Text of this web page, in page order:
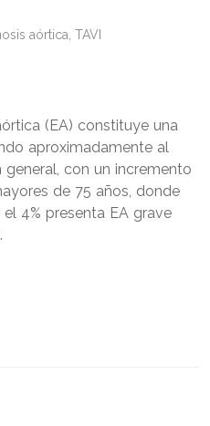
aórtica, TAVI
(EA) constituye una
aproximadamente al
general, con un incremento
de 75 años, donde
4% presenta EA grave